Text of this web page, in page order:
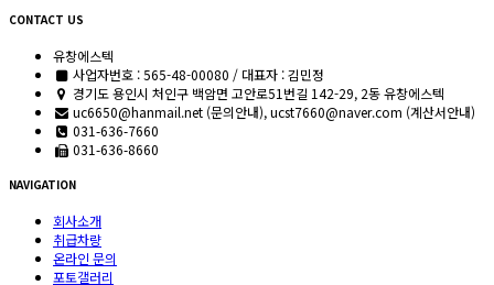
CONTACT US
유창에스텍
사업자번호 : 565-48-00080 / 대표자 : 김민정
경기도 용인시 처인구 백암면 고안로51번길 142-29, 2동 유창에스텍
uc6650@hanmail.net (문의안내), ucst7660@naver.com (계산서안내)
031-636-7660
031-636-8660
NAVIGATION
회사소개
취급차량
온라인 문의
포토갤러리